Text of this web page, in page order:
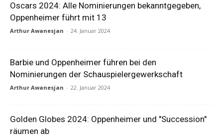
Oscars 2024: Alle Nominierungen bekanntgegeben,
Oppenheimer führt mit 13
Arthur Awanesjan - 24. Januar 2024
Barbie und Oppenheimer führen bei den
Nominierungen der Schauspielergewerkschaft
Arthur Awanesjan - 22. Januar 2024
Golden Globes 2024: Oppenheimer und "Succession"
räumen ab